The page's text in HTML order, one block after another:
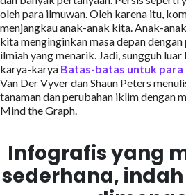
oleh para ilmuwan. Oleh karena itu,
menjangkau anak-anak kita. Anak-
kita menginginkan masa depan
ilmiah yang menarik. Jadi, sungguh
karya-karya Batas-batas untuk para
Van Der Vyver dan Shaun Peters
tanaman dan perubahan iklim dengan
Mind the Graph.
Infografis yang
sederhana,